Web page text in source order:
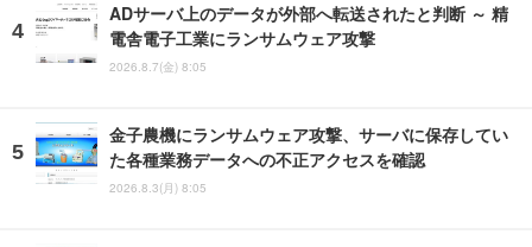
ADサーバ上のデータが外部へ転送されたと判断 ～ 精
電舎電子工業にランサムウェア攻撃
2026.8.7(金) 8:05
金子農機にランサムウェア攻撃、サーバに保存してい
た各種業務データへの不正アクセスを確認
2026.8.3(月) 8:05